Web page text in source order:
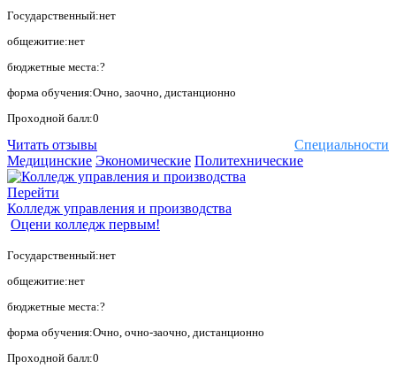
Государственный:нет
общежитие:нет
бюджетные места:?
форма обучения:Очно, заочно, дистанционно
Проходной балл:0
Специальности
Читать отзывы
Медицинские Экономические Политехнические
Перейти
Колледж управления и производства
Оцени колледж первым!
Государственный:нет
общежитие:нет
бюджетные места:?
форма обучения:Очно, очно-заочно, дистанционно
Проходной балл:0